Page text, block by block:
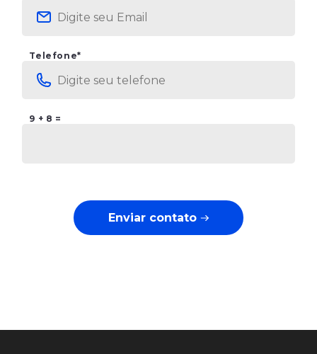
Telefone*
9 + 8 =
Enviar contato